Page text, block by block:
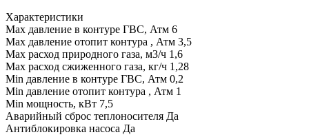
Характеристики
Max давление в контуре ГВС, Атм 6
Max давление отопит контура , Атм 3,5
Max расход природного газа, м3/ч 1,6
Max расход сжиженного газа, кг/ч 1,28
Min давление в контуре ГВС, Атм 0,2
Min давление отопит контура , Атм 1
Min мощность, кВт 7,5
Аварийный сброс теплоносителя Да
Антиблокировка насоса Да